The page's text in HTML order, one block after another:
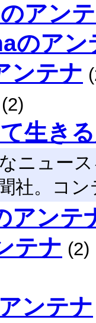
アン
のアン
ンテナ
(2)
生き
ニュー
社。コ
アンテ
テナ (2)
ンテナ